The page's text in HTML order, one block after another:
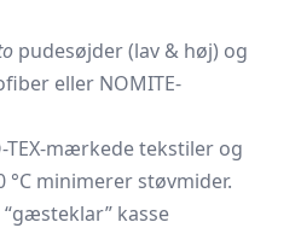
pudesøjder (lav & høj) og
eller NOMITE-
TEX-mærkede tekstiler og
°C minimerer støvmider.
kasse